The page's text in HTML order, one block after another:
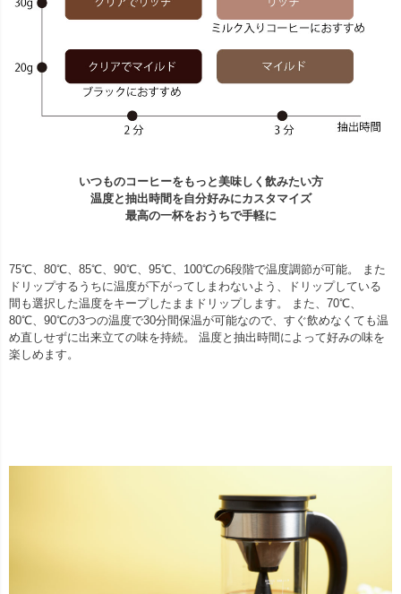
いつものコーヒーをもっと美味しく飲みたい方
温度と抽出時間を自分好みにカスタマイズ
最高の一杯をおうちで手軽に
75℃、80℃、85℃、90℃、95℃、100℃の6段階で温度調節が可能。 また
ドリップするうちに温度が下がってしまわないよう、ドリップしている
間も選択した温度をキープしたままドリップします。 また、70℃、
80℃、90℃の3つの温度で30分間保温が可能なので、すぐ飲めなくても温
め直しせずに出来立ての味を持続。 温度と抽出時間によって好みの味を
楽しめます。